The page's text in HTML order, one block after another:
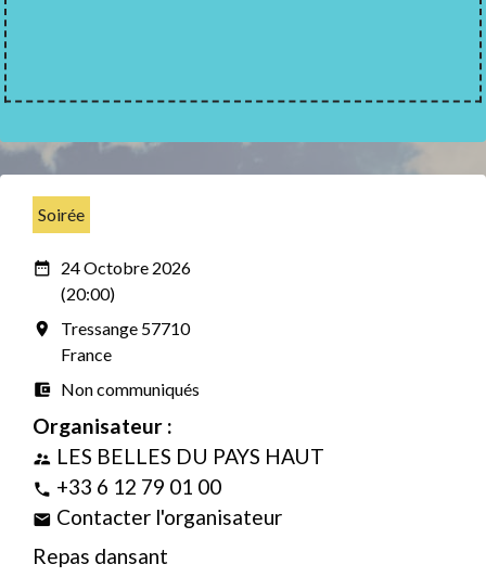
Soirée
date_range
24 Octobre 2026
(20:00)
room
Tressange 57710
France
account_balance_wallet Non communiqués
Organisateur :
supervisor_account LES BELLES DU PAYS HAUT
phone +33 6 12 79 01 00
email Contacter l'organisateur
Repas dansant